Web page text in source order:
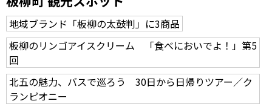
地域ブランド「板柳の太鼓判」に3商品
板柳のリンゴアイスクリーム 「食べにおいでよ！」第5
回
北五の魅力、バスで巡ろう 30日から日帰りツアー／ク
ランピオニー